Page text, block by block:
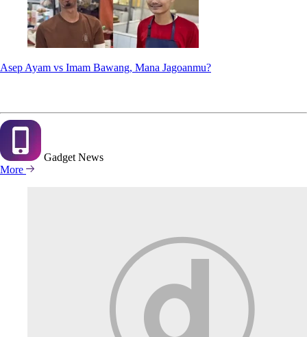
Asep Ayam vs Imam Bawang, Mana Jagoanmu?
GadgetNews
More